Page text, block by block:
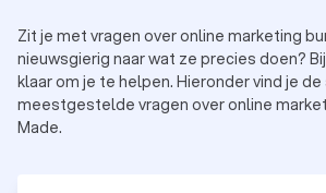
Zit je met vragen over online marketing
nieuwsgierig naar wat ze precies doen?
klaar om je te helpen. Hieronder vind je
meestgestelde vragen over online
Made.